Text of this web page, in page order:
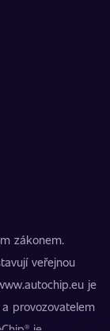
zákonem.
veřejnou
je
provozovatelem